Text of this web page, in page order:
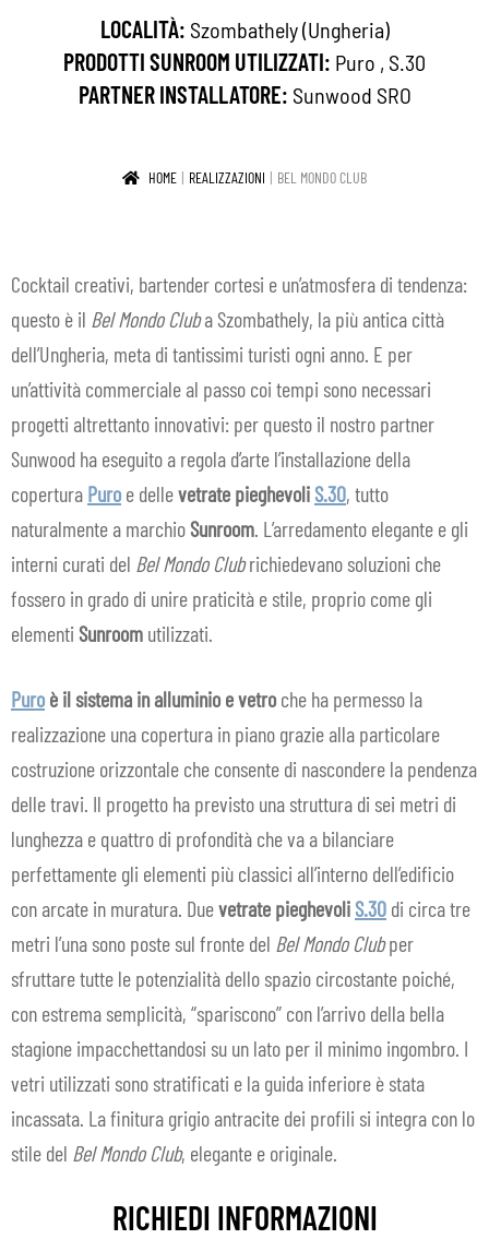
IN EVIDENZA
CONTATTI
LOCALITÀ: Szombathely (Ungheria)
PRODOTTI SUNROOM UTILIZZATI: Puro , S.30
PARTNER INSTALLATORE: Sunwood SRO
HOME REALIZZAZIONI BEL MONDO CLUB
Cocktail creativi, bartender cortesi e un’atmosfera di tendenza:
questo è il Bel Mondo Cluba Szombathely, la più antica città
dell’Ungheria, meta di tantissimi turisti ogni anno. E per
un’attività commerciale al passo coi tempi sono necessari
progetti altrettanto innovativi: per questo il nostro partner
Sunwood ha eseguito a regola d’arte l’installazione della
copertura Puro e dellevetrate pieghevoli S.30, tutto
naturalmente a marchio Sunroom . L’arredamento elegante e gli
interni curati del Bel Mondo Clubrichiedevano soluzioni che
fossero in grado di unire praticità e stile, proprio come gli
elementi Sunroom utilizzati.
Puro è il sistema in alluminio e vetro che ha permesso la
realizzazione una copertura in piano grazie alla particolare
costruzione orizzontale che consente di nascondere la pendenza
delle travi. Il progetto ha previsto una struttura di sei metri di
lunghezza e quattro di profondità che va a bilanciare
perfettamente gli elementi più classici all’interno dell’edificio
con arcate in muratura. Duevetrate pieghevoli S.30 di circa tre
metri l’una sono poste sul fronte del Bel Mondo Clubper
sfruttare tutte le potenzialità dello spazio circostante poiché,
con estrema semplicità, “spariscono” con l’arrivo della bella
stagione impacchettandosi su un lato per il minimo ingombro. I
vetri utilizzati sono stratificati e la guida inferiore è stata
incassata. La finitura grigio antracite dei profili si integra con lo
stile del Bel Mondo Club, elegante e originale.
RICHIEDI INFORMAZIONI